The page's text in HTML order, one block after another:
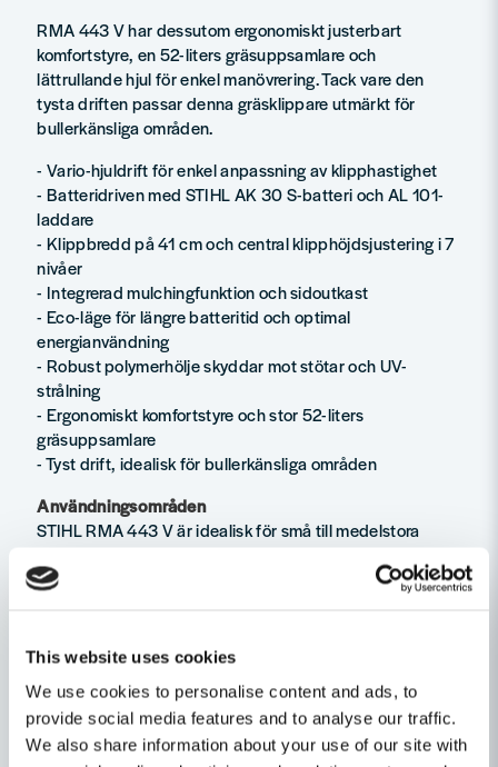
This website uses cookies
We use cookies to personalise content and ads, to
provide social media features and to analyse our traffic.
We also share information about your use of our site with
RMA 443 V har dessutom ergonomiskt justerbart
komfortstyre, en 52-liters gräsuppsamlare och
lättrullande hjul för enkel manövrering. Tack vare den
tysta driften passar denna gräsklippare utmärkt för
bullerkänsliga områden.
- Vario-hjuldrift för enkel anpassning av klipphastighet
- Batteridriven med STIHL AK 30 S-batteri och AL 101-
laddare
- Klippbredd på 41 cm och central klipphöjdsjustering i 7
nivåer
- Integrerad mulchingfunktion och sidoutkast
- Eco-läge för längre batteritid och optimal
energianvändning
- Robust polymerhölje skyddar mot stötar och UV-
strålning
- Ergonomiskt komfortstyre och stor 52-liters
gräsuppsamlare
- Tyst drift, idealisk för bullerkänsliga områden
Användningsområden
STIHL RMA 443 V är idealisk för små till medelstora
gräsmattor i bostadsområden. Perfekt för användare som
behöver en tyst, batteridriven gräsklippare för effektiv
användare.
Tekniska data
Klippbredd 41 cm
Klipphöjd 20–100 mm, 7-stegs central justering